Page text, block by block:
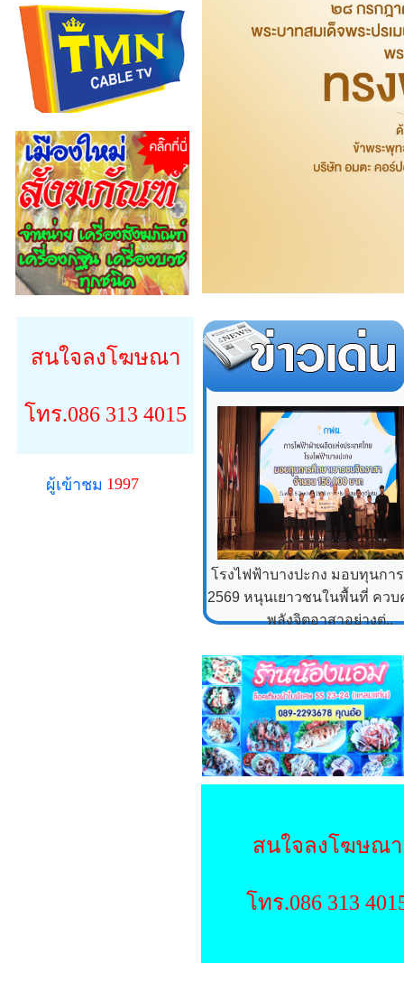
สนใจลงโฆษณา
โทร.086 313 4015
ผู้เข้าชม 1997
โรงไฟฟ้าบางปะกง มอบทุนกา
2569 หนุนเยาวชนในพื้นที่ ควบ
พลังจิตอาสาอย่างต่..
สนใจลงโฆษณา
โทร.086 313